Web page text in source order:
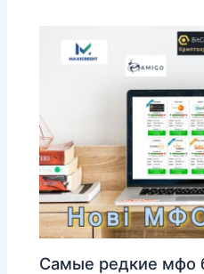
Самые редкие мфо